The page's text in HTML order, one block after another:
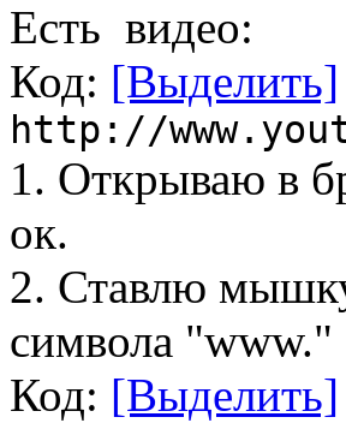
Есть видео:
Код: [Выделить]
http://
1. Открываю в
ок.
2. Ставлю
символа "www."
Код: [Выделить]